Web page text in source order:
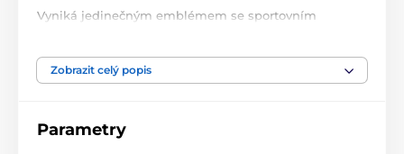
Vyniká jedinečným emblémem se sportovním
vlastním textem.
Produkt je zařazen v kategoriích
Zobrazit celý popis
Parametry